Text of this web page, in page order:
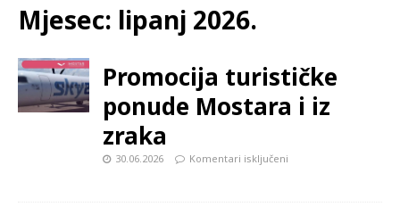
Mjesec: lipanj 2026.
Promocija turističke
ponude Mostara i iz
zraka
30.06.2026 Komentari isključeni